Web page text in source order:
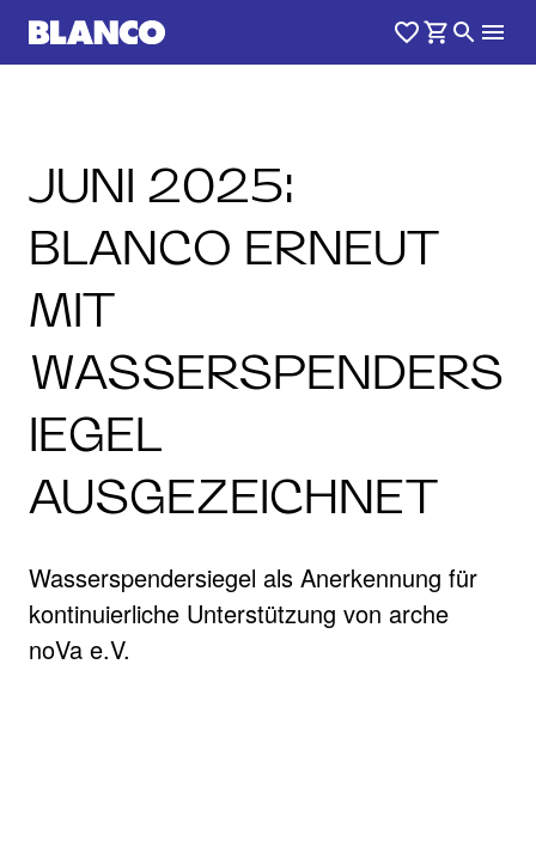
JUNI 2025:
BLANCO ERNEUT
MIT
WASSERSPENDERS
IEGEL
AUSGEZEICHNET
Wasserspendersiegel als Anerkennung für
kontinuierliche Unterstützung von arche
noVa e.V.